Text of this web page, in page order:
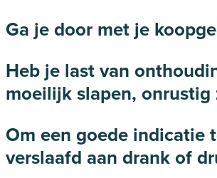
Ga je door met je
Heb je last van
moeilijk slapen, onrustig
Om een goede indicatie
verslaafd aan drank of